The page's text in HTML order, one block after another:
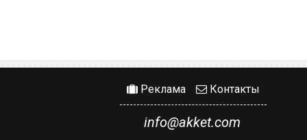
Реклама Контакты
info@akket.com